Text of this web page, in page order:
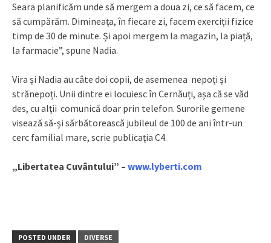
Seara planificăm unde să mergem a doua zi, ce să facem, ce
să cumpărăm. Dimineața, în fiecare zi, facem exerciții fizice
timp de 30 de minute. Și apoi mergem la magazin, la piață,
la farmacie”, spune Nadia.
Vira și Nadia au câte doi copii, de asemenea nepoți și
strănepoți. Unii dintre ei locuiesc în Cernăuți, așa că se văd
des, cu alţii comunică doar prin telefon. Surorile gemene
visează să-și sărbătorească jubileul de 100 de ani într-un
cerc familial mare, scrie publicaţia C4.
„Libertatea Cuvântului” – www.lyberti.com
POSTED UNDER DIVERSE